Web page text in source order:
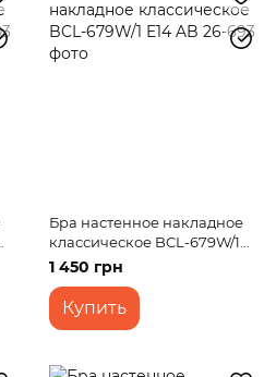
Бра настенное накладное
классическое BCL-679W/1
E14 AB
1 450 грн
Купить